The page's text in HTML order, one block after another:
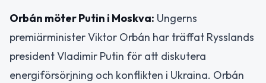
Orbán möter Putin i Moskva: Ungerns
premiärminister Viktor Orbán har träffat Rysslands
president Vladimir Putin för att diskutera
energiförsörjning och konflikten i Ukraina. Orbán